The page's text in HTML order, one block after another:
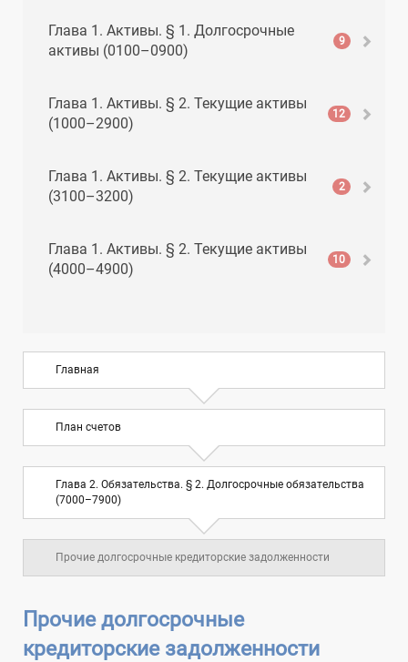
Глава 1. Активы. § 1. Долгосрочные
активы (0100–0900)
9
Глава 1. Активы. § 2. Текущие активы
(1000–2900)
12
Глава 1. Активы. § 2. Текущие активы
(3100–3200)
2
Глава 1. Активы. § 2. Текущие активы
(4000–4900)
10
Глава 2. Обязательства. § 1. Текущие
обязательства (6000–6900)
Глава 2. Обязательства. § 2.
Долгосрочные обязательства (7000–
7900)
6
Глава 3. Собственный капитал (8000–
8900)
Глава 4. Доходы и расходы (9000–9900)
Главная
План счетов
Глава 2. Обязательства. § 2. Долгосрочные обязательства
(7000–7900)
Прочие долгосрочные кредиторские задолженности
Прочие долгосрочные
кредиторские задолженности